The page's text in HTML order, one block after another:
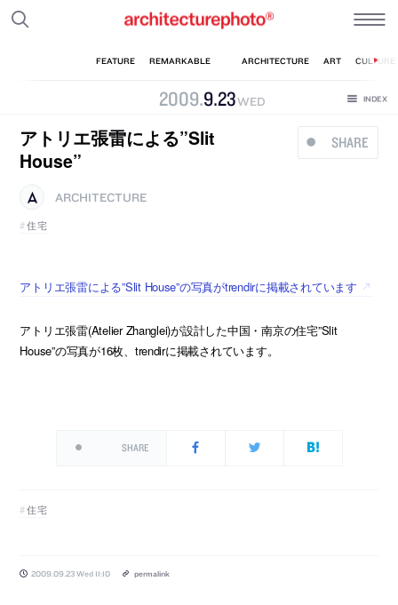
2009.9.23WED
SHARE
アトリエ張雷による”Slit
House”
ARCHITECTURE
住宅
アトリエ張雷による”Slit House”の写真がtrendirに掲載されています
アトリエ張雷(Atelier Zhanglei)が設計した中国・南京の住宅”Slit
House”の写真が16枚、trendirに掲載されています。
SHARE
住宅
2009.09.23 Wed 11:10 permalink